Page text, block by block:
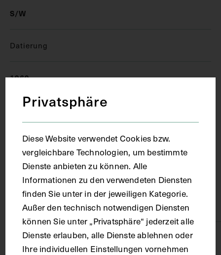
S/W
Datierung
1969
Innsbruck
Papier
Technik
Privatsphäre
Diese Website verwendet Cookies bzw.
vergleichbare Technologien, um bestimmte
Dienste anbieten zu können. Alle
Informationen zu den verwendeten Diensten
finden Sie unter in der jeweiligen Kategorie.
Außer den technisch notwendigen Diensten
können Sie unter „Privatsphäre“ jederzeit alle
Dienste erlauben, alle Dienste ablehnen oder
Ihre individuellen Einstellungen vornehmen